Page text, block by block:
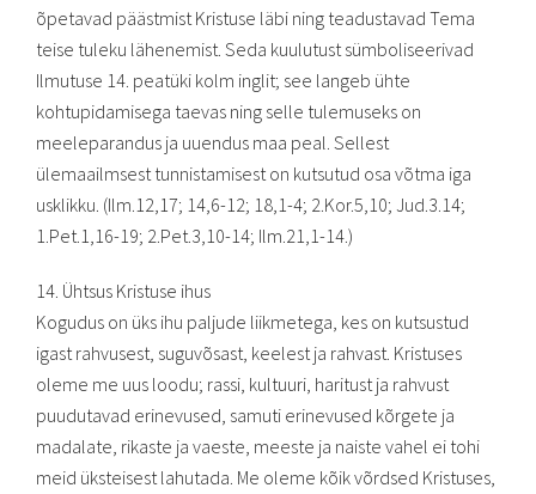
õpetavad päästmist Kristuse läbi ning teadustavad Tema
teise tuleku lähenemist. Seda kuulutust sümboliseerivad
Ilmutuse 14. peatüki kolm inglit; see langeb ühte
kohtupidamisega taevas ning selle tulemuseks on
meeleparandus ja uuendus maa peal. Sellest
ülemaailmsest tunnistamisest on kutsutud osa võtma iga
usklikku. (Ilm.12,17; 14,6-12; 18,1-4; 2.Kor.5,10; Jud.3.14;
1.Pet.1,16-19; 2.Pet.3,10-14; Ilm.21,1-14.)
14. Ühtsus Kristuse ihus
Kogudus on üks ihu paljude liikmetega, kes on kutsustud
igast rahvusest, suguvõsast, keelest ja rahvast. Kristuses
oleme me uus loodu; rassi, kultuuri, haritust ja rahvust
puudutavad erinevused, samuti erinevused kõrgete ja
madalate, rikaste ja vaeste, meeste ja naiste vahel ei tohi
meid üksteisest lahutada. Me oleme kõik võrdsed Kristuses,